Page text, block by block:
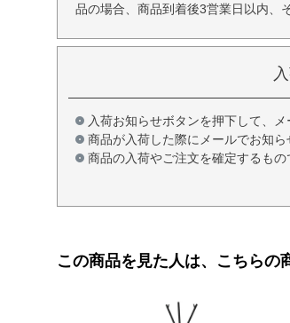
品の場合、商品到着後3営業日以内、
入荷お知らせボタンを押下して、
商品が入荷した際にメールでお知ら
商品の入荷やご注文を確定するもの
この商品を見た人は、こちらの